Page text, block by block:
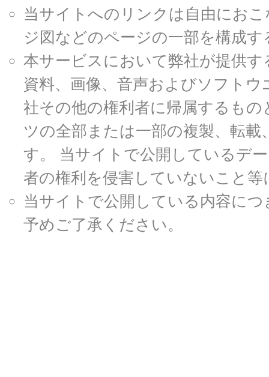
当サイトへのリンクは自由にお
ジ図などのページの一部を構成
本サービスにおいて弊社が提供
資料、画像、音声およびソフト
社その他の権利者に帰属するも
ツの全部または一部の複製、転
す。 当サイトで公開しているデ
者の権利を侵害していないこと
当サイトで公開している内容に
予めご了承ください。